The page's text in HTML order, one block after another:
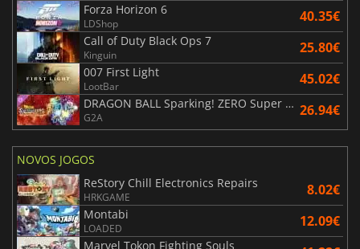
Forza Horizon 6
LDShop 40.35€
Call of Duty Black Ops 7
Kinguin 25.80€
007 First Light
LootBar 45.02€
DRAGON BALL Sparking! ZERO Super Limit Breaking NEO
G2A 26.94€
NOVOS JOGOS
ReStory Chill Electronics Repairs
HRKGAME 8.02€
Montabi
LOADED 12.09€
Marvel Tokon Fighting Souls